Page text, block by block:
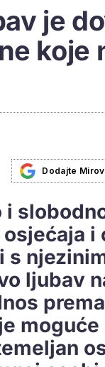
je
koje
Dodajte
i
i
s
ljubav